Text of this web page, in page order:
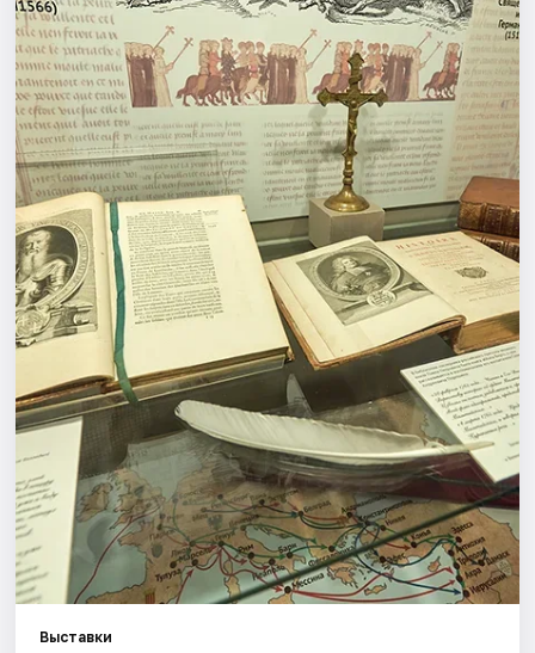
Экскурсии
Спорт
События
Города
Площадки
Артисты
Рейтинги
Выставки